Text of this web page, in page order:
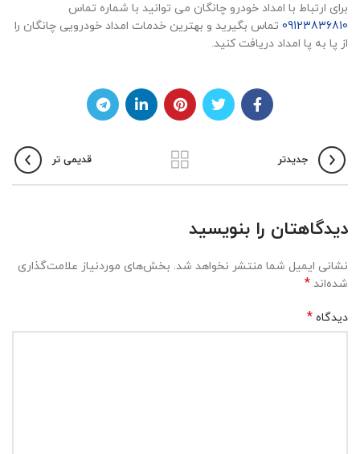
برای ارتباط با امداد خودرو چانگان می توانید با شماره تماس
09123836810 تماس بگیرید و بهترین خدمات امداد خودرویی چانگان را
از پا به پا امداد دریافت کنید.
جدیدتر قدیمی تر
دیدگاهتان را بنویسید
نشانی ایمیل شما منتشر نخواهد شد. بخش‌های موردنیاز علامت‌گذاری
شده‌اند *
دیدگاه *